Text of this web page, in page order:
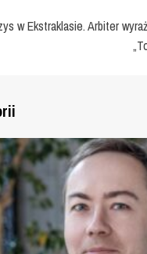
w Ekstraklasie. Arbiter